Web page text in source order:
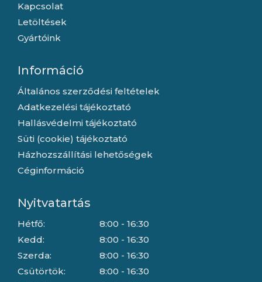
Kapcsolat
Letöltések
Gyártóink
Információ
Általános szerződési feltételek
Adatkezelési tájékoztató
Hallásvédelmi tájékoztató
Süti (cookie) tájékoztató
Házhozszállítási lehetőségek
Céginformáció
Nyitvatartás
Hétfő:
Kedd:
Szerda:
Csütörtök:
8:00 - 16:30
8:00 - 16:30
8:00 - 16:30
8:00 - 16:30